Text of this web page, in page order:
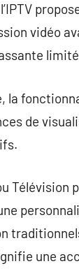
vidéo
la
de
une